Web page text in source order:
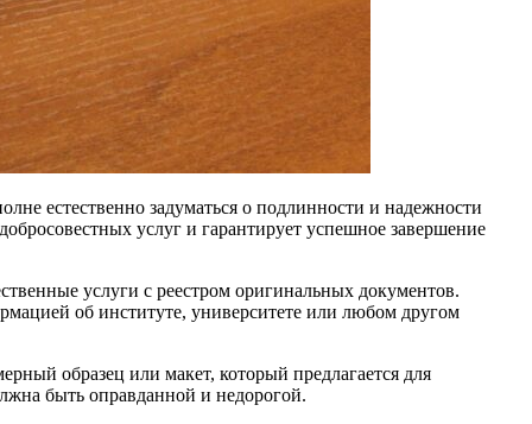
естественно задуматься о подлинности и надежности
услуг и гарантирует успешное завершение
услуги с реестром оригинальных документов.
об институте, университете или любом другом
образец или макет, который предлагается для
быть оправданной и недорогой.